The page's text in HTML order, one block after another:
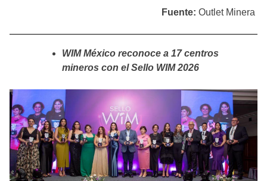
Fuente: Outlet Minera
WIM México reconoce a 17 centros
mineros con el Sello WIM 2026